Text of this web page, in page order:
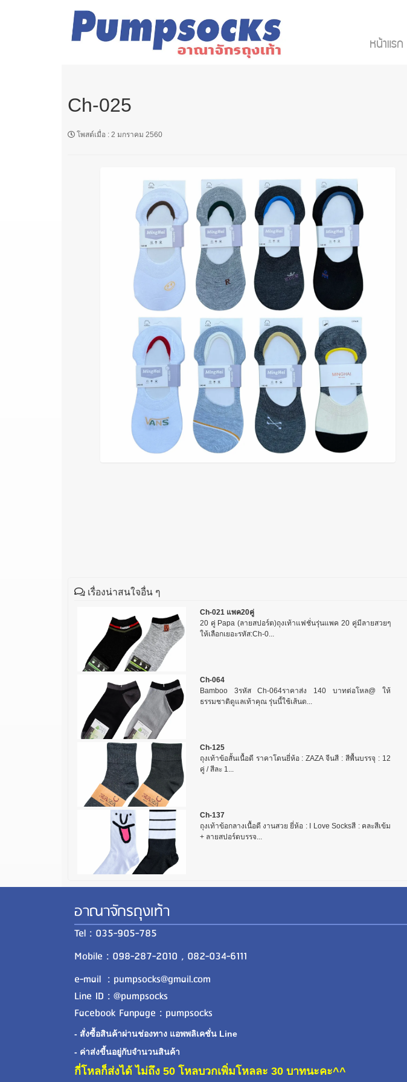
หน้าแรก
Ch-025
โพสต์เมื่อ : 2 มกราคม 2560
เรื่องน่าสนใจอื่น ๆ
Ch-021 แพค20คู่
20 คู่ Papa (ลายสปอร์ต)ถุงเท้าแฟชั่นรุ่นแพค 20 คู่มีลายสวยๆ
ให้เลือกเยอะรหัส:Ch-0...
Ch-064
Bamboo 3รหัส Ch-064ราคาส่ง 140 บาทต่อโหล@ ให้
ธรรมชาติดูแลเท้าคุณ รุ่นนี้ใช้เส้นด...
Ch-125
ถุงเท้าข้อสั้นเนื้อดี ราคาโดนยี่ห้อ : ZAZA จีนสี : สีพื้นบรรจุ : 12
คู่ / สีละ 1...
Ch-137
ถุงเท้าข้อกลางเนื้อดี งานสวย ยี่ห้อ : I Love Socksสี : คละสีเข้ม
+ ลายสปอร์ตบรรจ...
อาณาจักรถุงเท้า
Tel : 035-905-785
Mobile : 098-287-2010 , 082-034-6111
e-mail : pumpsocks@gmail.com
Line ID : @pumpsocks
Facebook Fanpage : pumpsocks
- สั่งซื้อสินค้าผ่านช่องทาง แอพพลิเคชั่น Line
- ค่าส่งขี้นอยู่กับจำนวนสินค้า
กี่โหลก็ส่งได้ ไม่ถึง 50 โหลบวกเพิ่มโหลละ 30 บาทนะคะ^^